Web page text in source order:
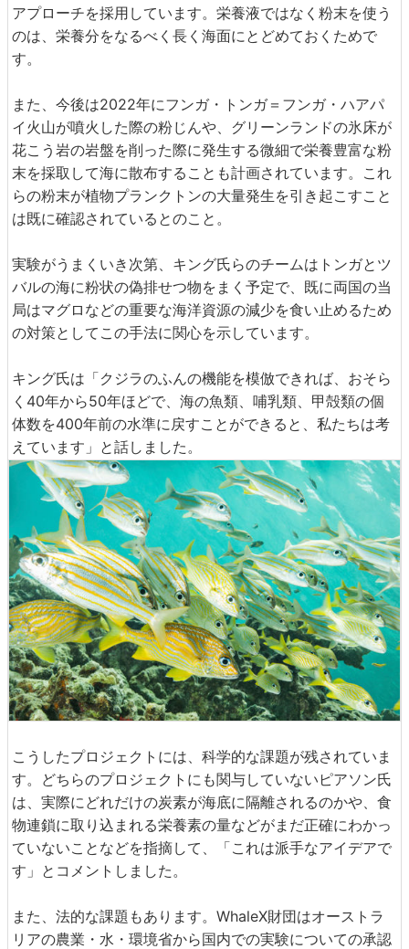
アプローチを採用しています。栄養液ではなく粉末を使う
のは、栄養分をなるべく長く海面にとどめておくためで
す。
また、今後は2022年にフンガ・トンガ＝フンガ・ハアパ
イ火山が噴火した際の粉じんや、グリーンランドの氷床が
花こう岩の岩盤を削った際に発生する微細で栄養豊富な粉
末を採取して海に散布することも計画されています。これ
らの粉末が植物プランクトンの大量発生を引き起こすこと
は既に確認されているとのこと。
実験がうまくいき次第、キング氏らのチームはトンガとツ
バルの海に粉状の偽排せつ物をまく予定で、既に両国の当
局はマグロなどの重要な海洋資源の減少を食い止めるため
の対策としてこの手法に関心を示しています。
キング氏は「クジラのふんの機能を模倣できれば、おそら
く40年から50年ほどで、海の魚類、哺乳類、甲殻類の個
体数を400年前の水準に戻すことができると、私たちは考
えています」と話しました。
こうしたプロジェクトには、科学的な課題が残されていま
す。どちらのプロジェクトにも関与していないピアソン氏
は、実際にどれだけの炭素が海底に隔離されるのかや、食
物連鎖に取り込まれる栄養素の量などがまだ正確にわかっ
ていないことなどを指摘して、「これは派手なアイデアで
す」とコメントしました。
また、法的な課題もあります。WhaleX財団はオーストラ
リアの農業・水・環境省から国内での実験についての承認